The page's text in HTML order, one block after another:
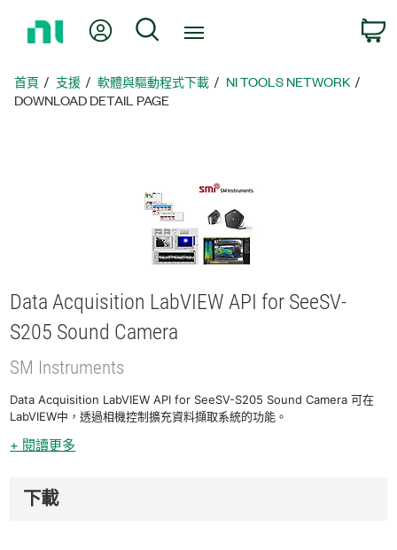
頁
我的帳號 搜尋
首頁 支援 軟體與驅動程式下載
NI TOOLS NETWORK
DOWNLOAD DETAIL PAGE
Data Acquisition LabVIEW API for SeeSV-
S205 Sound Camera
SM Instruments
Data Acquisition LabVIEW API for SeeSV-S205 Sound Camera 可在
LabVIEW中，透過相機控制擴充資料擷取系統的功能。
+ 閱讀更多
下載